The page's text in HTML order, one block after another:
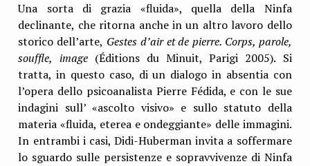
Una sorta di grazia «fluida», quella della Ninfa
declinante, che ritorna anche in un altro lavoro dello
storico dell’arte, Gestes d’air et de pierre. Corps, parole,
souffle, image (Éditions du Minuit, Parigi 2005). Si
tratta, in questo caso, di un dialogo in absentia con
l’opera dello psicoanalista Pierre Fédida, e con le sue
indagini sull’ «ascolto visivo» e sullo statuto della
materia «fluida, eterea e ondeggiante» delle immagini.
In entrambi i casi, Didi-Huberman invita a soffermare
lo sguardo sulle persistenze e sopravvivenze di Ninfa